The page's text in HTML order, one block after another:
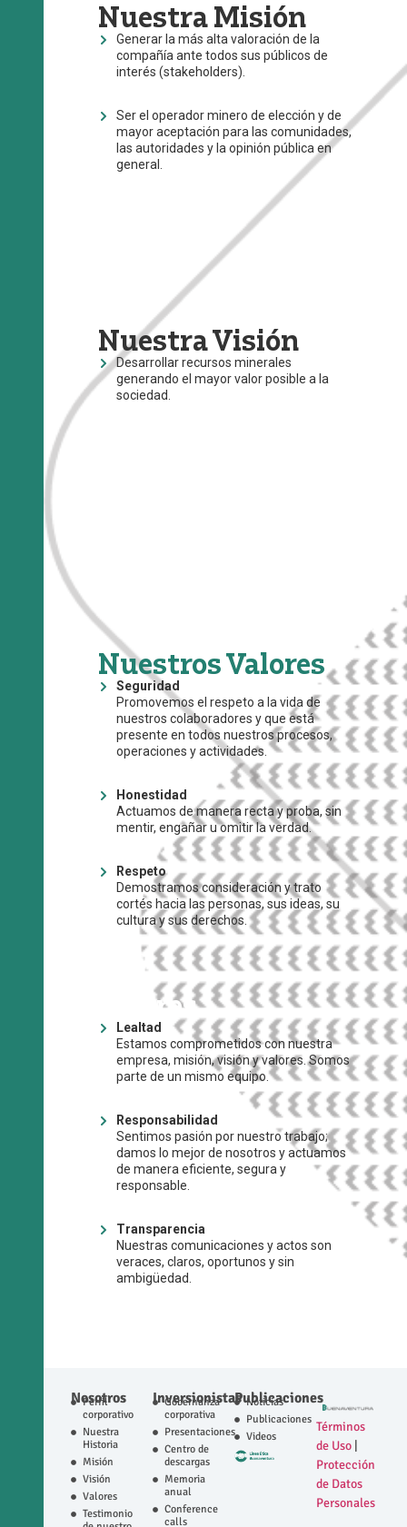
Nuestra Misión
Generar la más alta valoración de la
compañía ante todos sus públicos de
interés (stakeholders).
Ser el operador minero de elección y de
mayor aceptación para las comunidades,
las autoridades y la opinión pública en
general.
Nuestra Visión
Desarrollar recursos minerales
generando el mayor valor posible a la
sociedad.
Nuestros Valores
Seguridad
Promovemos el respeto a la vida de
nuestros colaboradores y que está
presente en todos nuestros procesos,
operaciones y actividades.
Honestidad
Actuamos de manera recta y proba, sin
mentir, engañar u omitir la verdad.
Respeto
Demostramos consideración y trato
cortés hacia las personas, sus ideas, su
cultura y sus derechos.
Valores
Lealtad
Estamos comprometidos con nuestra
empresa, misión, visión y valores. Somos
parte de un mismo equipo.
Responsabilidad
Sentimos pasión por nuestro trabajo;
damos lo mejor de nosotros y actuamos
de manera eficiente, segura y
responsable.
Transparencia
Nuestras comunicaciones y actos son
veraces, claros, oportunos y sin
ambigüedad.
Nosotros
Perfil
corporativo
Nuestra
Historia
Misión
Visión
Valores
Testimonio
Inversionistas
Gobernanza
corporativa
Presentaciones
Centro de
descargas
Memoria
anual
Conference
calls
Publicaciones
Noticias
Publicaciones
Videos
Términos
de Uso
Protección
de Datos
Personales